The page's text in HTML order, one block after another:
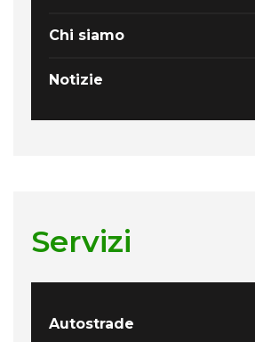
Chi siamo
Notizie
Servizi
Autostrade